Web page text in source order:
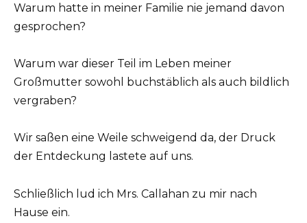
Warum hatte in meiner Familie nie jemand davon
gesprochen?
Warum war dieser Teil im Leben meiner
Großmutter sowohl buchstäblich als auch bildlich
vergraben?
Wir saßen eine Weile schweigend da, der Druck
der Entdeckung lastete auf uns.
Schließlich lud ich Mrs. Callahan zu mir nach
Hause ein.